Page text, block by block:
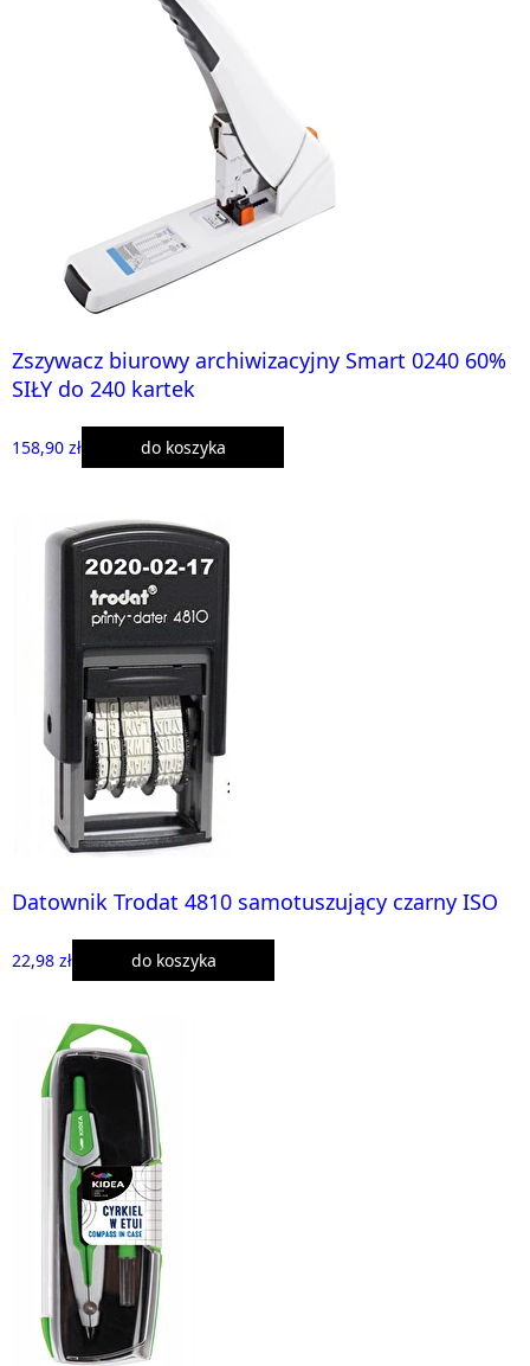
Zszywacz biurowy archiwizacyjny Smart 0240 60%
SIŁY do 240 kartek
158,90 zł do koszyka
Datownik Trodat 4810 samotuszujący czarny ISO
22,98 zł do koszyka